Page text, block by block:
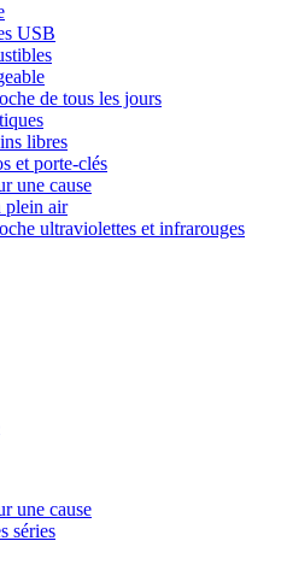
USB
de tous les jours
libres
et porte-clés
une cause
plein air
ultraviolettes et infrarouges
une cause
séries